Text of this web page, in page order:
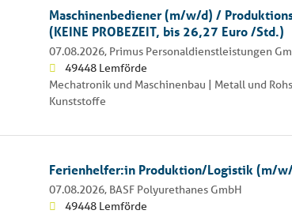
Maschinenbediener (m/w/d) /
(KEINE PROBEZEIT, bis 26,27 Euro /Std.)
07.08.2026, Primus Personaldienstleistungen
49448 Lemförde
Mechatronik und Maschinenbau | Metall und
Kunststoffe
Ferienhelfer:in Produktion/Logistik (m/
07.08.2026, BASF Polyurethanes GmbH
49448 Lemförde